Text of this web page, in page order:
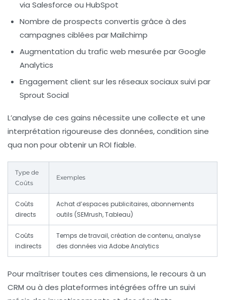
via Salesforce ou HubSpot
Nombre de prospects convertis grâce à des
campagnes ciblées par Mailchimp
Augmentation du trafic web mesurée par Google
Analytics
Engagement client sur les réseaux sociaux suivi par
Sprout Social
L’analyse de ces gains nécessite une collecte et une
interprétation rigoureuse des données, condition sine
qua non pour obtenir un ROI fiable.
Type de
Coûts
Exemples
Coûts
directs
Achat d’espaces publicitaires, abonnements
outils (SEMrush, Tableau)
Coûts
indirects
Temps de travail, création de contenu, analyse
des données via Adobe Analytics
Pour maîtriser toutes ces dimensions, le recours à un
CRM ou à des plateformes intégrées offre un suivi